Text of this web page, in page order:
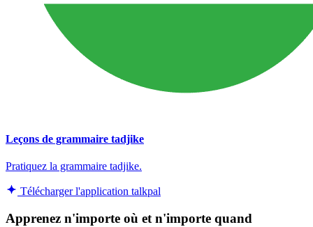
Leçons de grammaire tadjike
Pratiquez la grammaire tadjike.
Télécharger l'application talkpal
Apprenez n'importe où et n'importe quand